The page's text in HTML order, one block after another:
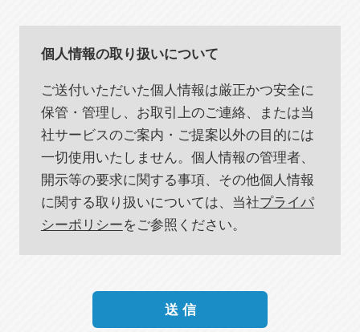
個人情報の取り扱いについて
ご送付いただいた個人情報は厳正かつ安全に
保管・管理し、お取引上のご連絡、または当
社サービスのご案内・ご提案以外の目的には
一切使用いたしません。個人情報の管理者、
開示等の要求に関する事項、その他個人情報
に関する取り扱いについては、当社プライパ
シーポリシーをご参照ください。
送 信